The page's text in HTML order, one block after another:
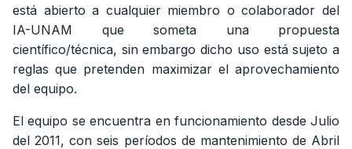
está abierto a cualquier miembro o colaborador del
IA-UNAM que someta una propuesta
científico/técnica, sin embargo dicho uso está sujeto a
reglas que pretenden maximizar el aprovechamiento
del equipo.
El equipo se encuentra en funcionamiento desde Julio
del 2011, con seis períodos de mantenimiento de Abril